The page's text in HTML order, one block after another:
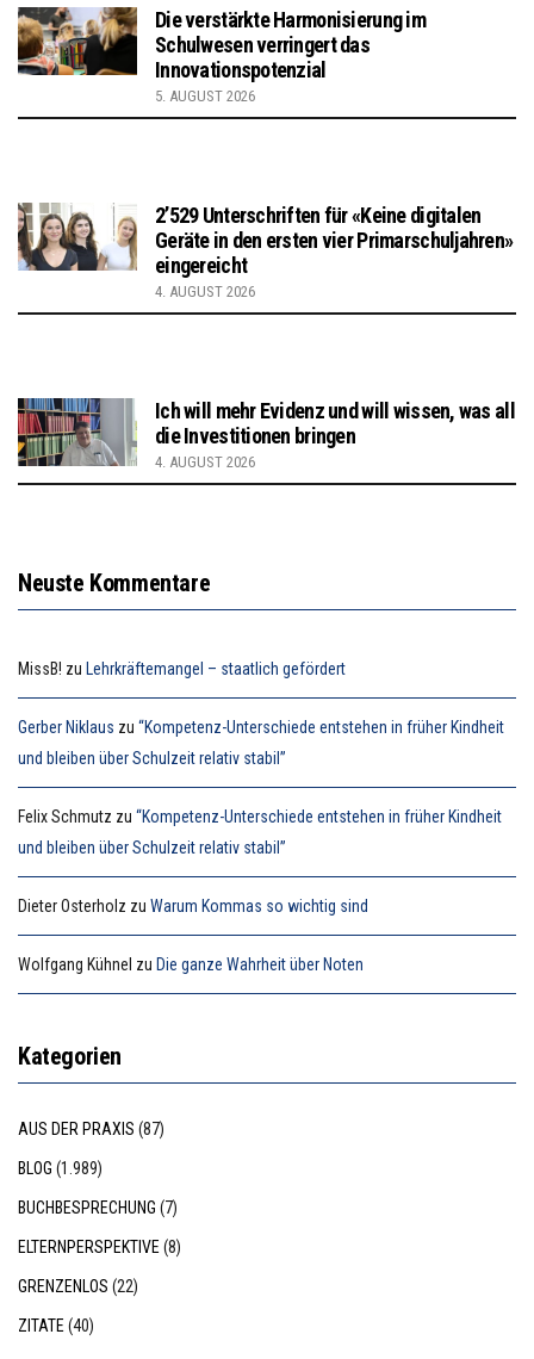
Die verstärkte Harmonisierung im
Schulwesen verringert das
Innovationspotenzial
5. AUGUST 2026
2’529 Unterschriften für «Keine digitalen
Geräte in den ersten vier Primarschuljahren»
eingereicht
4. AUGUST 2026
Ich will mehr Evidenz und will wissen, was all
die Investitionen bringen
4. AUGUST 2026
Neuste Kommentare
MissB! zu Lehrkräftemangel – staatlich gefördert
Gerber Niklaus zu “Kompetenz-Unterschiede entstehen in früher Kindheit
und bleiben über Schulzeit relativ stabil”
Felix Schmutz zu “Kompetenz-Unterschiede entstehen in früher Kindheit
und bleiben über Schulzeit relativ stabil”
Dieter Osterholz zu Warum Kommas so wichtig sind
Wolfgang Kühnel zu Die ganze Wahrheit über Noten
Kategorien
AUS DER PRAXIS (87)
BLOG (1.989)
BUCHBESPRECHUNG (7)
ELTERNPERSPEKTIVE(8)
GRENZENLOS (22)
ZITATE(40)